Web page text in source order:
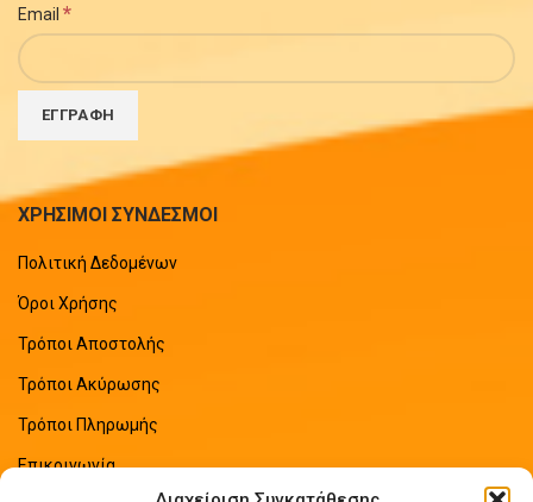
Email *
ΧΡΗΣΙΜΟΙ ΣΥΝΔΕΣΜΟΙ
Πολιτική Δεδομένων
Όροι Χρήσης
Τρόποι Αποστολής
Τρόποι Ακύρωσης
Τρόποι Πληρωμής
Επικοινωνία